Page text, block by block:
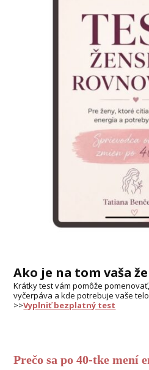
Ako je na tom vaša
Krátky test vám pomôže
vyčerpáva a kde potrebuje vaše
>>Vyplniť bezplatný test
Prečo sa po 40-tke mení